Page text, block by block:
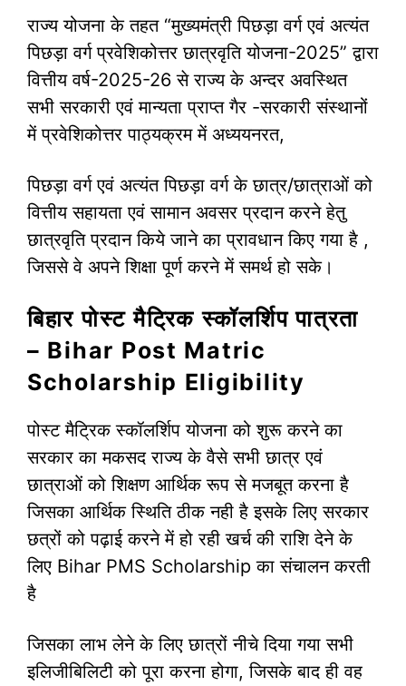
राज्य योजना के तहत “मुख्यमंत्री पिछड़ा वर्ग एवं अत्यंत
पिछड़ा वर्ग प्रवेशिकोत्तर छात्रवृति योजना-2025” द्वारा
वित्तीय वर्ष-2025-26 से राज्य के अन्दर अवस्थित
सभी सरकारी एवं मान्यता प्राप्त गैर -सरकारी संस्थानों
में प्रवेशिकोत्तर पाठ्यक्रम में अध्ययनरत,
पिछड़ा वर्ग एवं अत्यंत पिछड़ा वर्ग के छात्र/छात्राओं को
वित्तीय सहायता एवं सामान अवसर प्रदान करने हेतु
छात्रवृति प्रदान किये जाने का प्रावधान किए गया है ,
जिससे वे अपने शिक्षा पूर्ण करने में समर्थ हो सके।
बिहार पोस्ट मैट्रिक स्कॉलर्शिप पात्रता
– Bihar Post Matric
Scholarship Eligibility
पोस्ट मैट्रिक स्कॉलर्शिप योजना को शुरू करने का
सरकार का मकसद राज्य के वैसे सभी छात्र एवं
छात्राओं को शिक्षण आर्थिक रूप से मजबूत करना है
जिसका आर्थिक स्थिति ठीक नही है इसके लिए सरकार
छत्रों को पढ़ाई करने में हो रही खर्च की राशि देने के
लिए Bihar PMS Scholarship का संचालन करती
है
जिसका लाभ लेने के लिए छात्रों नीचे दिया गया सभी
इलिजीबिलिटी को पूरा करना होगा, जिसके बाद ही वह